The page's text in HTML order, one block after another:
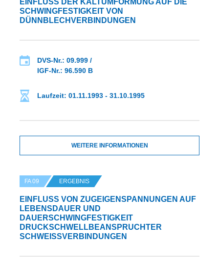
SCHWINGFESTIGKEIT VON
DÜNNBLECHVERBINDUNGEN
DVS-Nr.: 09.999 /
IGF-Nr.: 96.590 B
Laufzeit: 01.11.1993 - 31.10.1995
WEITERE INFORMATIONEN
FA 09 ERGEBNIS
EINFLUSS VON ZUGEIGENSPANNUNGEN AUF
LEBENSDAUER UND
DAUERSCHWINGFESTIGKEIT
DRUCKSCHWELLBEANSPRUCHTER
SCHWEISSVERBINDUNGEN